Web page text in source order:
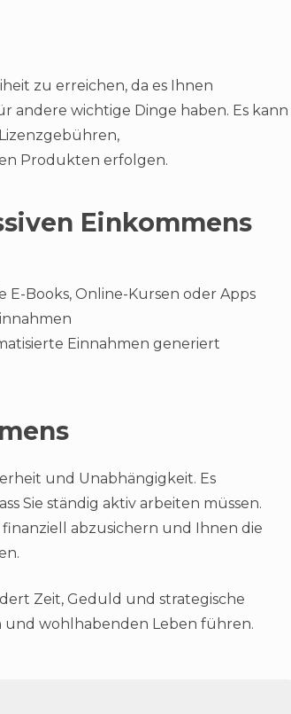
zu erreichen, da es Ihnen
andere wichtige Dinge haben. Es kann
Produkten erfolgen.
Einkommens
Books, Online-Kursen oder Apps
Einnahmen generiert
und Unabhängigkeit. Es
Sie ständig aktiv arbeiten müssen.
abzusichern und Ihnen die
Zeit, Geduld und strategische
und wohlhabenden Leben führen.